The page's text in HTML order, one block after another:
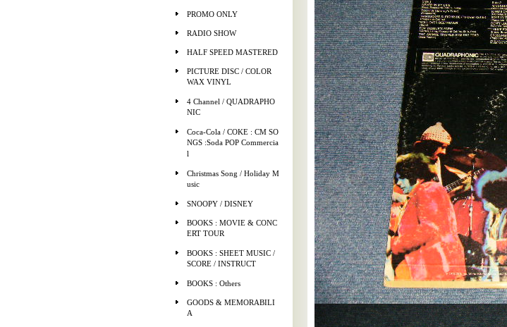
PROMO ONLY
RADIO SHOW
HALF SPEED MASTERED
PICTURE DISC / COLOR
WAX VINYL
4 Channel / QUADRAPHO
NIC
Coca-Cola / COKE : CM SO
NGS :Soda POP Commercia
l
Christmas Song / Holiday M
usic
SNOOPY / DISNEY
BOOKS : MOVIE & CONC
ERT TOUR
BOOKS : SHEET MUSIC /
SCORE / INSTRUCT
BOOKS : Others
GOODS & MEMORABILI
A